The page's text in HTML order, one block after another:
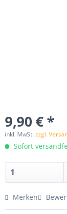
9,90 € *
inkl. MwSt.zzgl.
Sofort
Merken